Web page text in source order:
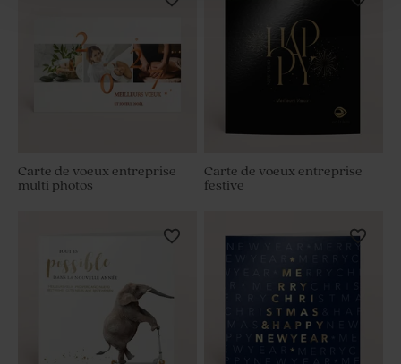
Carte de voeux entreprise
multi photos
Carte de voeux entreprise
festive